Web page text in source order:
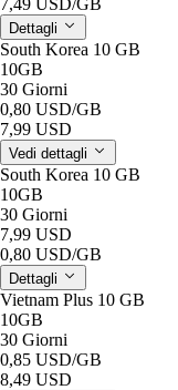
Dettagli
South Korea 10 GB
10GB
30 Giorni
0,80 USD/GB
7,99 USD
Vedi dettagli
South Korea 10 GB
10GB
30 Giorni
7,99 USD
0,80 USD/GB
Dettagli
Vietnam Plus 10 GB
10GB
30 Giorni
0,85 USD/GB
8,49 USD